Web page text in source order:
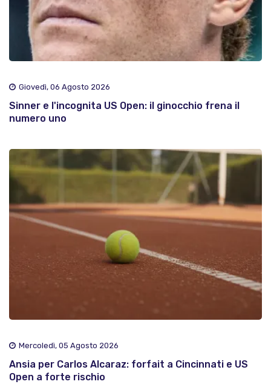
Giovedì, 06 Agosto 2026
Sinner e l'incognita US Open: il ginocchio frena il
numero uno
Mercoledì, 05 Agosto 2026
Ansia per Carlos Alcaraz: forfait a Cincinnati e US
Open a forte rischio